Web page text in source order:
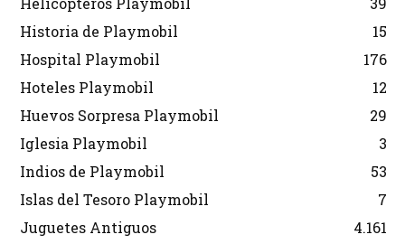
Historia de Playmobil
15
Hospital Playmobil
176
Hoteles Playmobil
12
Huevos Sorpresa Playmobil
29
Iglesia Playmobil
3
Indios de Playmobil
53
Islas del Tesoro Playmobil
7
Juguetes Antiguos
4.161